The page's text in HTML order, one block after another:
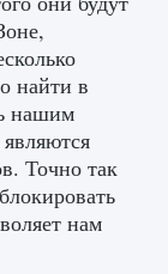
в
найти в
нашим
Точно так
нам